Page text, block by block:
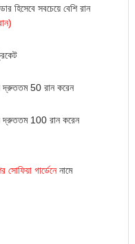
হিসেবে সবচেয়ে বেশি রান
)
দ্রুততম 50 রান করেন
দ্রুততম 100 রান করেন
সোফিয়া গার্ডেনেনামে